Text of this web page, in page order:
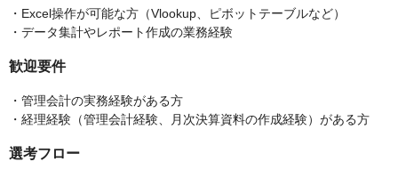
・Excel操作が可能な方（Vlookup、ピボットテーブルなど）
・データ集計やレポート作成の業務経験
歓迎要件
・管理会計の実務経験がある方
・経理経験（管理会計経験、月次決算資料の作成経験）がある方
選考フロー